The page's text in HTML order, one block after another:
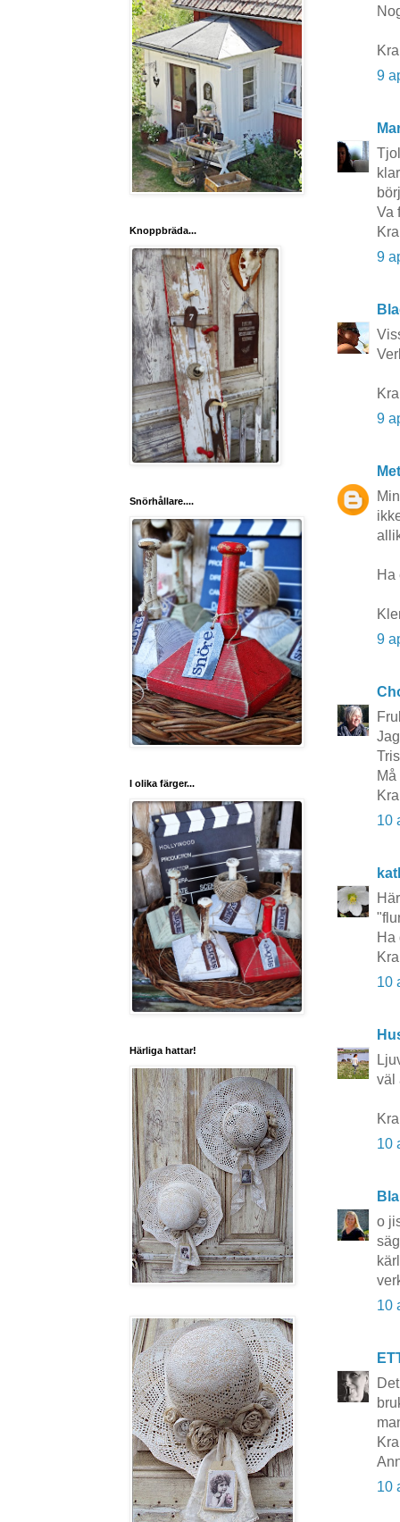
9
Va
9
9
Ha
9
10
Ha
10
väl
10
o
10
10
Knoppbräda...
Snörhållare....
I olika färger...
Härliga hattar!